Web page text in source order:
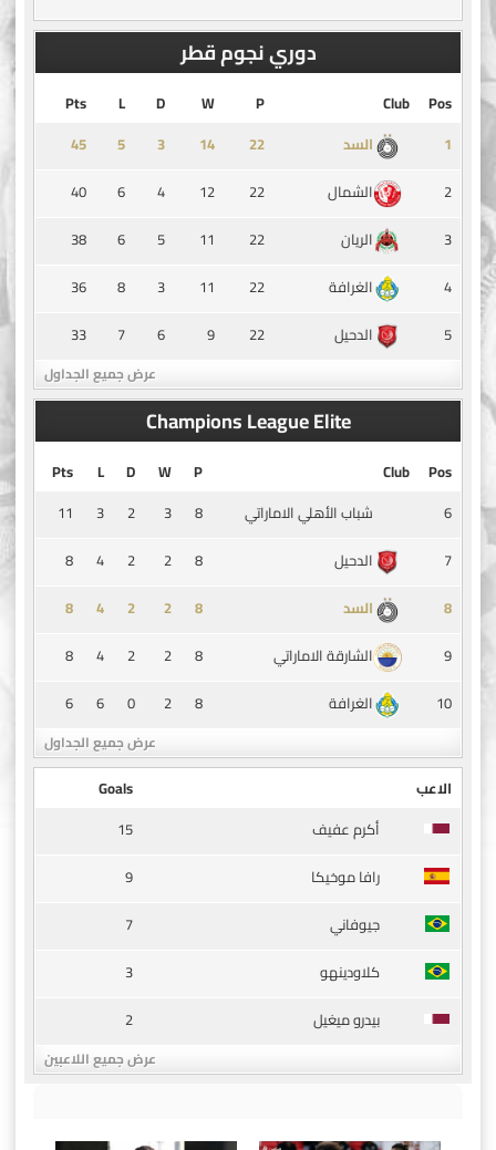
دوري نجوم قطر
Pos
Club
P
W
D
L
Pts
1
السد ‏22
14
3
5
45
2
الشمال 22
12
4
6
40
3
الريان 22
11
5
6
38
4
الغرافة 22
11
3
8
36
5
الدحيل 22
9
6
7
33
عرض جميع الجداول
Champions League Elite
Pos
Club
P
W
D
L
Pts
6
شباب الأهلي الاماراتي 8
3
2
3
11
7
الدحيل 8
2
2
4
8
8
السد 8
2
2
4
8
9
الشارقة الاماراتي 8
2
2
4
8
10
الغرافة 8
2
0
6
6
عرض جميع الجداول
الاعب
Goals
أكرم عفيف
15
رافا موخيكا
9
جيوفاني
7
كلاودينهو
3
بيدرو ميغيل
2
عرض جميع اللاعبين